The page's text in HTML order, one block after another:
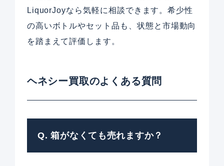
LiquorJoyなら気軽に相談できます。希少性
の高いボトルやセット品も、状態と市場動向
を踏まえて評価します。
ヘネシー買取のよくある質問
Q. 箱がなくても売れますか？